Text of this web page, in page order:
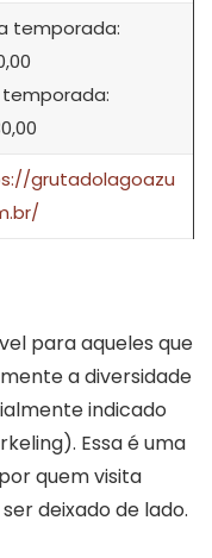
temporada:
grutadolagoazu
para aqueles que
a diversidade
indicado
Essa é uma
quem visita
deixado de lado.